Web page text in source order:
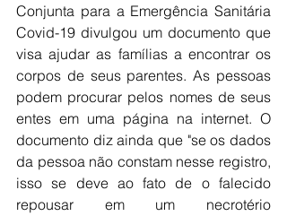
Conjunta para a Emergência Sanitária
Covid-19 divulgou um documento que
visa ajudar as famílias a encontrar os
corpos de seus parentes. As pessoas
podem procurar pelos nomes de seus
entes em uma página na internet. O
documento diz ainda que "se os dados
da pessoa não constam nesse registro,
isso se deve ao fato de o falecido
repousar em um necrotério